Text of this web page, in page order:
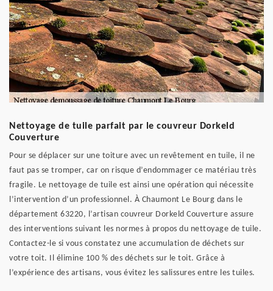
Nettoyage de tuile parfait par le couvreur Dorkeld
Couverture
Pour se déplacer sur une toiture avec un revêtement en tuile, il ne
faut pas se tromper, car on risque d’endommager ce matériau très
fragile. Le nettoyage de tuile est ainsi une opération qui nécessite
l’intervention d’un professionnel. À Chaumont Le Bourg dans le
département 63220, l’artisan couvreur Dorkeld Couverture assure
des interventions suivant les normes à propos du nettoyage de tuile.
Contactez-le si vous constatez une accumulation de déchets sur
votre toit. Il élimine 100 % des déchets sur le toit. Grâce à
l’expérience des artisans, vous évitez les salissures entre les tuiles.